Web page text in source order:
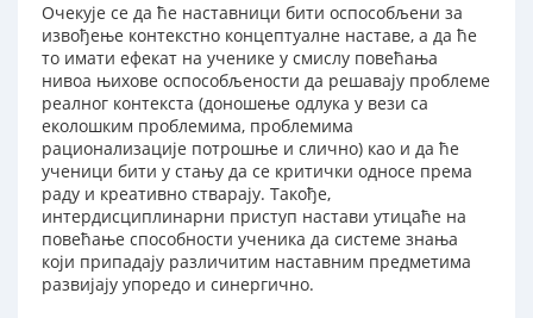
Очекује се да ће наставници бити оспособљени за
извођење контекстно концептуалне наставе, а да ће
то имати ефекат на ученике у смислу повећања
нивоа њихове оспособљености да решавају проблеме
реалног контекста (доношење одлука у вези са
еколошким проблемима, проблемима
рационализације потрошње и слично) као и да ће
ученици бити у стању да се критички односе према
раду и креативно стварају. Такође,
интердисциплинарни приступ настави утицаће на
повећање способности ученика да системе знања
који припадају различитим наставним предметима
развијају упоредо и синергично.